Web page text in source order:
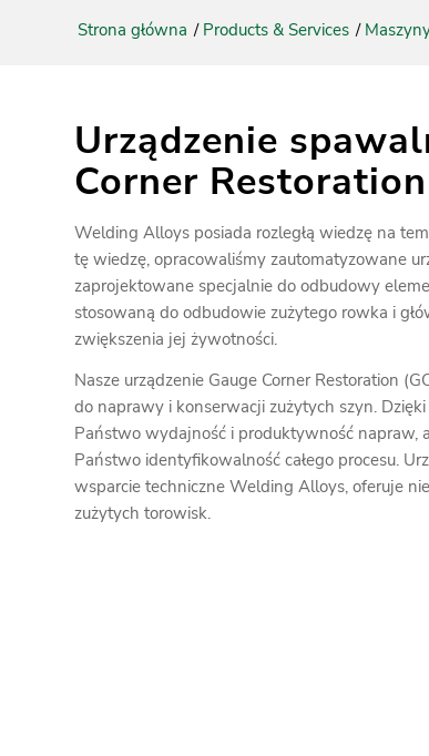
Strona główna / Products & Services /
Urządzenie
Corner Restoration
Welding Alloys posiada rozległą wiedzę na
tę wiedzę, opracowaliśmy zautomatyzowane
zaprojektowane specjalnie do odbudowy
stosowaną do odbudowie zużytego rowka i
zwiększenia jej żywotności.
Nasze urządzenie Gauge Corner Restoration
do naprawy i konserwacji zużytych szyn.
Państwo wydajność i produktywność napraw,
Państwo identyfikowalność całego procesu.
wsparcie techniczne Welding Alloys, oferuje
zużytych torowisk.